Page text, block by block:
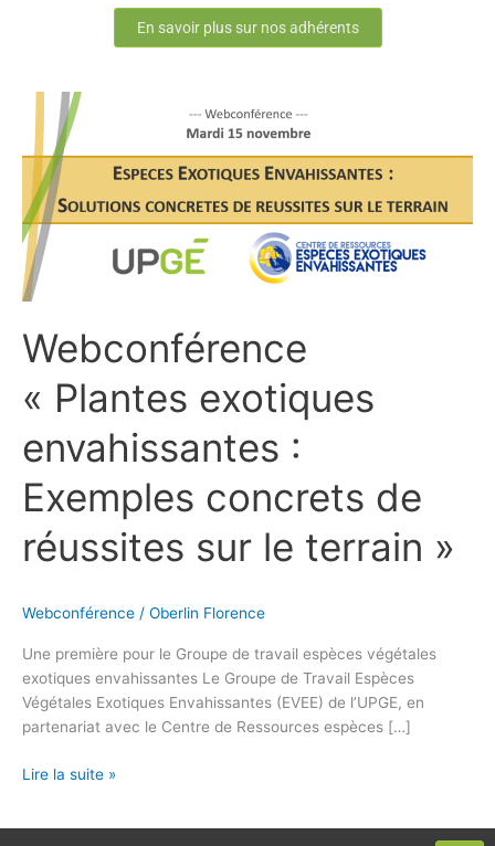
En savoir plus sur nos adhérents
Webconférence
« Plantes exotiques
envahissantes :
Exemples concrets de
réussites sur le terrain »
Webconférence / Oberlin Florence
Une première pour le Groupe de travail espèces végétales
exotiques envahissantes Le Groupe de Travail Espèces
Végétales Exotiques Envahissantes (EVEE) de l’UPGE, en
partenariat avec le Centre de Ressources espèces […]
Webconférence
« Plantes
exotiques
envahissantes :
Exemples
concrets
de
réussites
sur
terrain »
Lire la suite »